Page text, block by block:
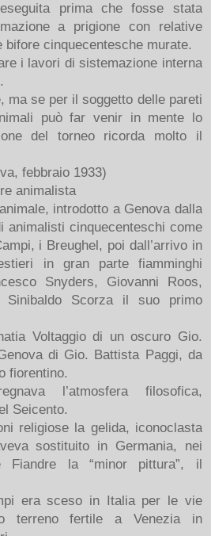
prima che fosse stata
a prigione con relative
cinquecentesche murate.
i lavori di sistemazione interna
ma se per il soggetto delle pareti
può far venir in mente lo
del torneo ricorda molto il
febbraio 1933)
animalista
introdotto a Genova dalla
animalisti cinquecenteschi come
i Breughel, poi dall’arrivo in
in gran parte fiamminghi
Snyders, Giovanni Roos,
Scorza il suo primo
Voltaggio di un oscuro Gio.
di Gio. Battista Paggi, da
fiorentino.
l’atmosfera filosofica,
Seicento.
religiose la gelida, iconoclasta
sostituito in Germania, nei
la “minor pittura”, il
era sceso in Italia per le vie
terreno fertile a Venezia in